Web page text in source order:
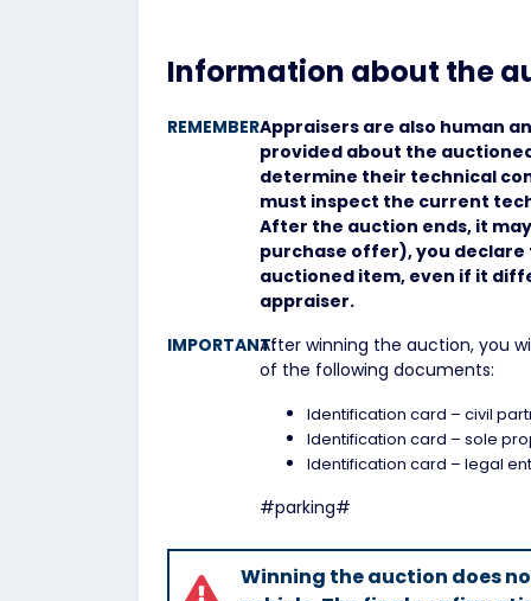
Information about the
REMEMBERAppraisers are also human
provided about the
determine their technical
must inspect the current
After the auction ends, it
purchase offer), you
auctioned item, even if it
appraiser.
IMPORTANT:After winning the auction, you
of the following documents:
Identification card – civil
Identification card – sole
Identification card – legal
#parking#
Winning the auction does